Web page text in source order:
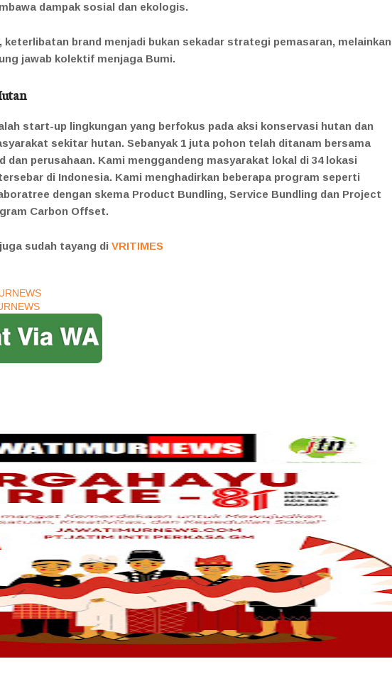
dampak sosial dan ekologis.
keterlibatan brand menjadi bukan sekadar strategi pemasaran, melainkan
jawab kolektif menjaga Bumi.
start-up lingkungan yang berfokus pada aksi konservasi hutan dan
sekitar hutan. Sebanyak 1 juta pohon telah ditanam bersama
dan perusahaan. Kami menggandeng masyarakat lokal di 34 lokasi
di Indonesia. Kami menghadirkan beberapa program seperti
dengan skema Product Bundling, Service Bundling dan Project
Carbon Offset.
sudah tayang di VRITIMES